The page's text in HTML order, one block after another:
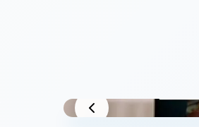
Loyiha ko'rinishi